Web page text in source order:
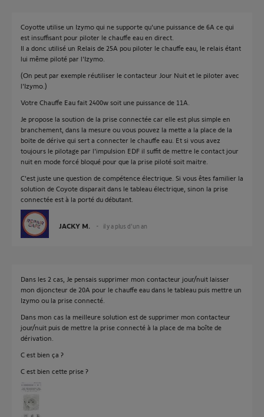
Coyotte utilise un Izymo qui ne supporte qu'une puissance de 6A ce qui
est insuffisant pour piloter le chauffe eau en direct.
Il a donc utilisé un Relais de 25A pou piloter le chauffe eau, le relais étant
lui même piloté par l'Izymo.
(On peut par exemple réutiliser le contacteur Jour Nuit et le piloter avec
l'Izymo.)
Votre Chauffe Eau fait 2400w soit une puissance de 11A.
Je propose la soution de la prise connectée car elle est plus simple en
branchement, dans la mesure ou vous pouvez la mette a la place de la
boite de dérive qui sert a connecter le chauffe eau. Et si vous avez
toujours le pilotage par l'impulsion EDF il suffit de mettre le contact jour
nuit en mode forcé bloqué pour que la prise piloté soit maitre.
C'est juste une question de compétence électrique. Si vous êtes familier la
solution de Coyote disparait dans le tableau électrique, sinon la prise
connectée est à la porté du débutant.
JACKY M. il y a plus d'un an
Dans les 2 cas, Je pensais supprimer mon contacteur jour/nuit laisser
mon dijoncteur de 20A pour le chauffe eau dans le tableau puis mettre un
Izymo ou la prise connecté.
Dans mon cas la meilleure solution est de supprimer mon contacteur
jour/nuit puis de mettre la prise connecté à la place de ma boîte de
dérivation.
C est bien ça ?
C est bien cette prise ?